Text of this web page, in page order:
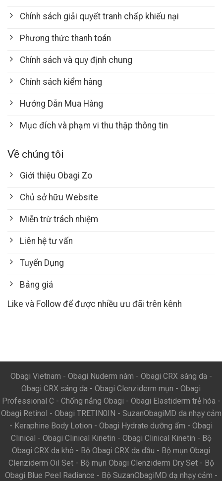
Chính sách giải quyết tranh chấp khiếu nại
Phương thức thanh toán
Chính sách và quy định chung
Chính sách kiểm hàng
Hướng Dẫn Mua Hàng
Mục đích và phạm vi thu thập thông tin
Về chúng tôi
Giới thiệu Obagi Zo
Chủ sở hữu Website
Miễn trừ trách nhiệm
Liên hệ tư vấn
Tuyển Dụng
Bảng giá
Like và Follow để được nhiều ưu đãi trên kênh
Obagi Vietnam - Obagi Nuderm nám - Obagi CRX sáng da-
Obagi CRX sáng da - Obagi Clenziderm mụn - Obagi
Professional C - Chống nắng Obagi - Obagi Elastiderm trẻ hóa-
Obagi Retinol - Obagi TRETIN0IN - SuzanObagiMD da nhạy cảm
- Keraphine Body Lotion - Obagi Hydrate dưỡng ẩm - Obagi
Clinical - Obagi Clinical Kinetin - Obagi Clinical Kinetin - Bộ
Obagi CRX da khô - Bộ Obagi CRX da dầu - Bộ mụn Obagi
Clenziderm Oil Set- Bộ mụn Obagi Clenziderm Dry Set- Bộ
Obagi Blue Peel Radiance - Bộ SuzanObagiMD dạ nhạy cảm -